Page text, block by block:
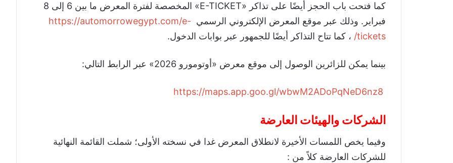
كما فتحت باب الحجز أيضًا على تذاكر «E-TICKET» المخصصة لفترة المعرض ما بين 6 إلى 8
فبراير. وذلك عبر موقع المعرض الإلكتروني الرسمي https://automorrowegypt.com/e-
tickets/ ، كما تتاح التذاكر أيضًا للجمهور عبر بوابات الدخول.
بينما يمكن للزائرين الوصول إلى موقع معرض «أوتومورو 2026» عبر الرابط التالي:
https://maps.app.goo.gl/wbwM2ADoPqNeD6nz8
الشركات والهيئات العارضة
وفيما يخص اللمسات الأخيرة لانطلاق المعرض غدا في نسخته الأولى؛ شملت القائمة النهائية
للشركات العارضة كلاً من :